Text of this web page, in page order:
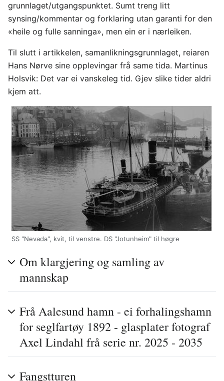
grunnlaget/utgangspunktet. Sumt treng litt
synsing/kommentar og forklaring utan garanti for den
«heile og fulle sanninga», men ein er i nærleiken.
Til slutt i artikkelen, samanlikningsgrunnlaget, reiaren
Hans Nørve sine opplevingar frå same tida. Martinus
Holsvik: Det var ei vanskeleg tid. Gjev slike tider aldri
kjem att.
SS "Nevada", kvit, til venstre. DS "Jotunheim" til høgre
Om klargjering og samling av
mannskap
Frå Aalesund hamn - ei forhalingshamn
for seglfartøy 1892 - glasplater fotograf
Axel Lindahl frå serie nr. 2025 - 2035
Fangstturen